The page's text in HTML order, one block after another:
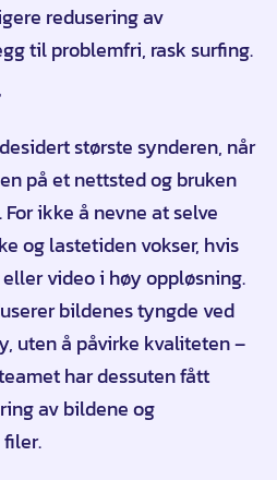
redusering av
til problemfri, rask surfing.
største synderen, når
på et nettsted og bruken
ikke å nevne at selve
og lastetiden vokser, hvis
video i høy oppløsning.
bildenes tyngde ved
uten å påvirke kvaliteten –
har dessuten fått
av bildene og